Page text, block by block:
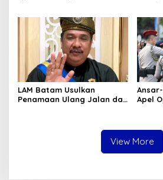
LAM Batam Usulkan
Penamaan Ulang Jalan dan
Apel
View More